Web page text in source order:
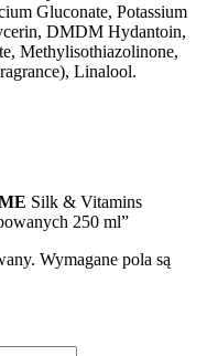
Gluconate, Potassium
DMDM Hydantoin,
Methylisothiazolinone,
Linalool.
Silk & Vitamins
250 ml”
Wymagane pola są